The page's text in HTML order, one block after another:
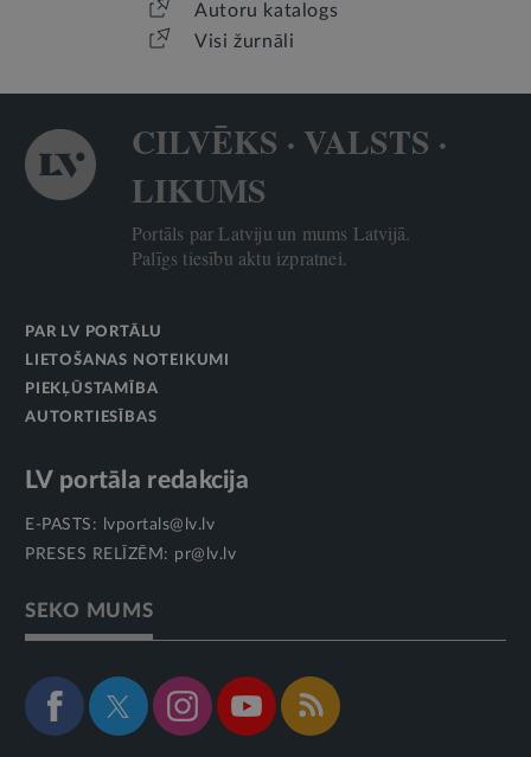
Autoru katalogs
Visi žurnāli
CILVĒKS · VALSTS ·
LIKUMS
Portāls par Latviju un mums Latvijā.
Palīgs tiesību aktu izpratnei.
PAR LV PORTĀLU
LIETOŠANAS NOTEIKUMI
PIEKĻŪSTAMĪBA
AUTORTIESĪBAS
LV portāla redakcija
E-PASTS:
lvportals@lv.lv
PRESES RELĪZĒM: pr@lv.lv
SEKO MUMS